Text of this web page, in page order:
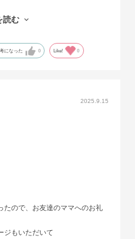
が分かり、これからも送り続け
読む
になった 0 Like! 0
2025.9.15
たので、お友達のママへのお礼
ジもいただいて